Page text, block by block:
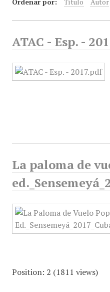
ATAC - Esp. -
La paloma de
Position: 2 (1811 views)